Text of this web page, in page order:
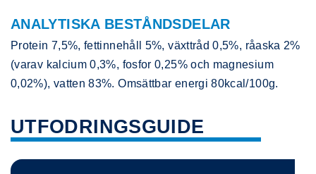
ANALYTISKA BESTÅNDSDELAR
Protein 7,5%, fettinnehåll 5%, växttråd 0,5%, råaska 2%
(varav kalcium 0,3%, fosfor 0,25% och magnesium
0,02%), vatten 83%. Omsättbar energi 80kcal/100g.
UTFODRINGSGUIDE